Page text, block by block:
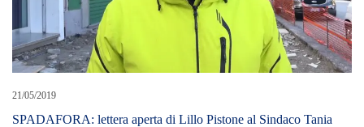
21/05/2019
SPADAFORA: lettera aperta di Lillo Pistone al Sindaco Tania